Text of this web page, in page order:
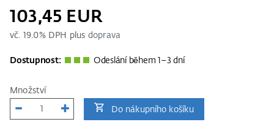
103,45 EUR
vč. 19.0% DPH plus doprava
Dostupnost: Odeslání během 1–3 dní
Množství
Do nákupního košíku